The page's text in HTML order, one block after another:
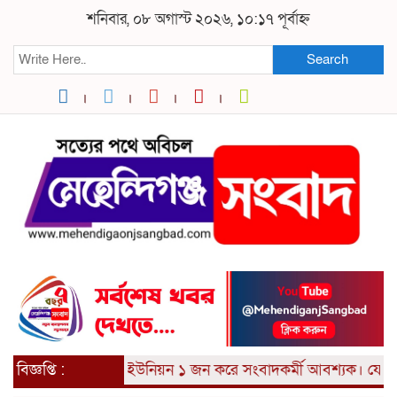
শনিবার, ০৮ অগাস্ট ২০২৬, ১০:১৭ পূর্বাহ্ন
Search
বিজ্ঞপ্তি :প্রতিটি ইউনিয়ন ১ জন করে সংবাদকর্মী আবশ্যক।